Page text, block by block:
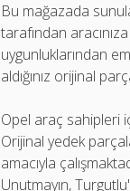
Bu mağazada
tarafından
uygunluklarından
aldığınız orijinal
Opel araç sahipleri
Orijinal yedek
amacıyla
Unutmayın,